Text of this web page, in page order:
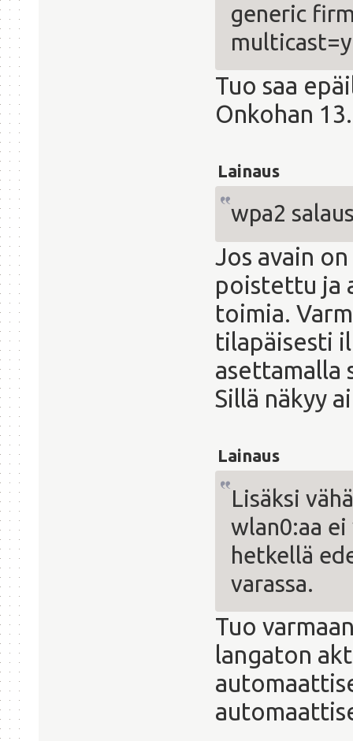
generic
Tuo saa
Onkohan
Lainaus
wpa2
Jos avain
poistettu ja
toimia.
tilapäisesti
asettamalla
Sillä näkyy
Lainaus
Lisäksi
wlan0:aa
hetkellä
varassa.
Tuo
langaton